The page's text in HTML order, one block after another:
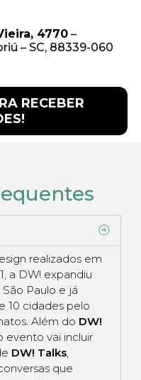
4770 –
– SC, 88339-060
RECEBER
realizados em
a DW! expandiu
Paulo e já
10 cidades pelo
Além do DW!
evento vai incluir
DW! Talks,
que